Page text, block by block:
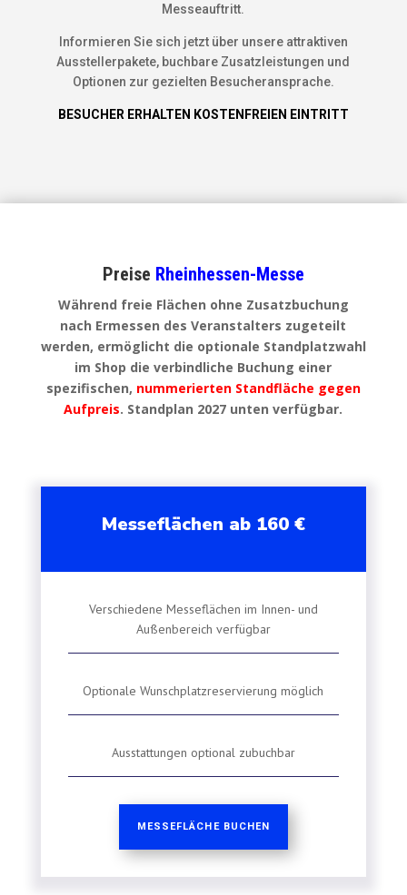
Messeauftritt.
Informieren Sie sich jetzt über unsere attraktiven
Ausstellerpakete, buchbare Zusatzleistungen und
Optionen zur gezielten Besucheransprache.
BESUCHER ERHALTEN KOSTENFREIEN EINTRITT
Preise Rheinhessen-Messe
Während freie Flächen ohne Zusatzbuchung
nach Ermessen des Veranstalters zugeteilt
werden, ermöglicht die optionale Standplatzwahl
im Shop die verbindliche Buchung einer
spezifischen, nummerierten Standfläche gegen
Aufpreis. Standplan 2027 unten verfügbar.
Messeflächen ab 160 €
Verschiedene Messeflächen im Innen- und
Außenbereich verfügbar
Optionale Wunschplatzreservierung möglich
Ausstattungen optional zubuchbar
MESSEFLÄCHE BUCHEN